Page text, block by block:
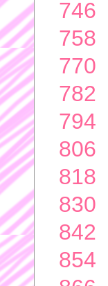
746
758
770
782
794
806
818
830
842
854